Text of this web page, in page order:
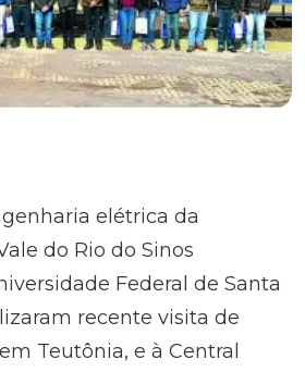
elétrica da
do Rio do Sinos
Federal de Santa
recente visita de
Teutônia, e à Central